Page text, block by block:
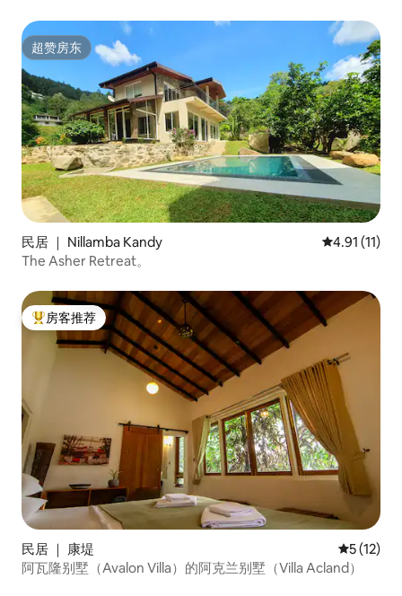
超赞房东
超赞房东
民居 ｜ Nillamba Kandy 平均评分
4.91 (11)
The Asher Retreat。
热门「房客推荐」
房客推荐
民居 ｜ 康堤 平均评分
5 (12)
阿瓦隆别墅（Avalon Villa）的阿克兰别墅（Villa Acland）